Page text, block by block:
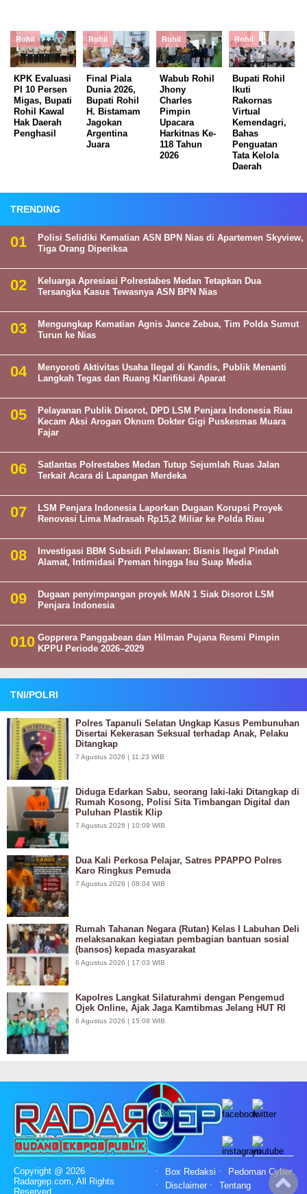
Rohil
KPK Evaluasi
PI 10 Persen
Migas, Bupati
Rohil Kawal
Hak Daerah
Penghasil
Rohil
Final Piala
Dunia 2026,
Bupati Rohil
H. Bistamam
Jagokan
Argentina
Juara
Rohil
Wabub Rohil
Jhony
Charles
Pimpin
Upacara
Harkitnas Ke-
118 Tahun
2026
Rohil
Bupati Rohil
Ikuti
Rakornas
Virtual
Kemendagri,
Bahas
Penguatan
Tata Kelola
Daerah
TRENDING
Polisi Selidiki Kematian ASN BPN Nias di Apartemen Skyview,
Tiga Orang Diperiksa
Keluarga Apresiasi Polrestabes Medan Tetapkan Dua
Tersangka Kasus Tewasnya ASN BPN Nias
Mengungkap Kematian Agnis Jance Zebua, Tim Polda Sumut
Turun ke Nias
Menyoroti Aktivitas Usaha Ilegal di Kandis, Publik Menanti
Langkah Tegas dan Ruang Klarifikasi Aparat
Pelayanan Publik Disorot, DPD LSM Penjara Indonesia Riau
Kecam Aksi Arogan Oknum Dokter Gigi Puskesmas Muara
Fajar
Satlantas Polrestabes Medan Tutup Sejumlah Ruas Jalan
Terkait Acara di Lapangan Merdeka
LSM Penjara Indonesia Laporkan Dugaan Korupsi Proyek
Renovasi Lima Madrasah Rp15,2 Miliar ke Polda Riau
Investigasi BBM Subsidi Pelalawan: Bisnis Ilegal Pindah
Alamat, Intimidasi Preman hingga Isu Suap Media
Dugaan penyimpangan proyek MAN 1 Siak Disorot LSM
Penjara Indonesia
Gopprera Panggabean dan Hilman Pujana Resmi Pimpin
KPPU Periode 2026–2029
TNI/POLRI
Polres Tapanuli Selatan Ungkap Kasus Pembunuhan
Disertai Kekerasan Seksual terhadap Anak, Pelaku
Ditangkap
7 Agustus 2026 | 11:23 WIB
Diduga Edarkan Sabu, seorang laki-laki Ditangkap di
Rumah Kosong, Polisi Sita Timbangan Digital dan
Puluhan Plastik Klip
7 Agustus 2026 | 10:09 WIB
Dua Kali Perkosa Pelajar, Satres PPAPPO Polres
Karo Ringkus Pemuda
7 Agustus 2026 | 08:04 WIB
Rumah Tahanan Negara (Rutan) Kelas I Labuhan Deli
melaksanakan kegiatan pembagian bantuan sosial
(bansos) kepada masyarakat
6 Agustus 2026 | 17:03 WIB
Kapolres Langkat Silaturahmi dengan Pengemud
Ojek Online, Ajak Jaga Kamtibmas Jelang HUT RI
6 Agustus 2026 | 15:08 WIB
Copyright @ 2026
Radargep.com, All Rights
Reserved
Box Redaksi
Pedoman Cyber
Disclaimer
Tentang